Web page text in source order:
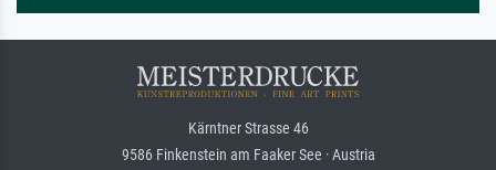
Kärntner Strasse 46
9586 Finkenstein am Faaker See · Austria